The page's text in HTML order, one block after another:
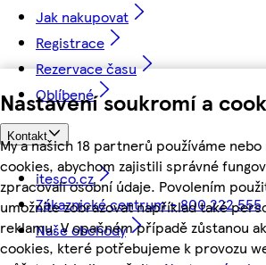
Nastavení soukromí a
My a našich 18 partnerů používáme
cookies, abychom zajistili správné
zpracovali osobní údaje. Povolením
umožníte zobrazovat například také
reklamu. V opačném případě zůstanou
cookies, které potřebujeme k provozu
Jak nakupovat
Registrace
Rezervace času
Oblíbené
Kontakt
itesco.cz
Zákaznické centrum - 800 222 555
Naše obchody